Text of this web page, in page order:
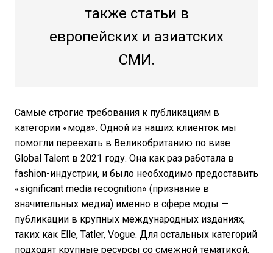
также статьи в
европейских и азиатских
СМИ.
Самые строгие требования к публикациям в
категории «мода». Одной из наших клиенток мы
помогли переехать в Великобританию по визе
Global Talent в 2021 году. Она как раз работала в
fashion-индустрии, и было необходимо предоставить
«significant media recognition» (признание в
значительных медиа) именно в сфере моды —
публикации в крупных международных изданиях,
таких как Elle, Tatler, Vogue. Для остальных категорий
подходят крупные ресурсы со смежной тематикой,